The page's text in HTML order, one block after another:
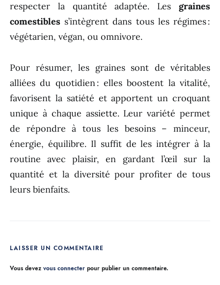
respecter la quantité adaptée. Les graines
comestibles s’intègrent dans tous les régimes :
végétarien, végan, ou omnivore.
Pour résumer, les graines sont de véritables
alliées du quotidien : elles boostent la vitalité,
favorisent la satiété et apportent un croquant
unique à chaque assiette. Leur variété permet
de répondre à tous les besoins – minceur,
énergie, équilibre. Il suffit de les intégrer à la
routine avec plaisir, en gardant l’œil sur la
quantité et la diversité pour profiter de tous
leurs bienfaits.
LAISSER UN COMMENTAIRE
Vous devez vous connecter pour publier un commentaire.